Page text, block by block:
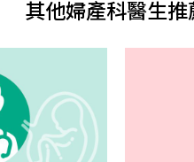
其他婦產科醫生推